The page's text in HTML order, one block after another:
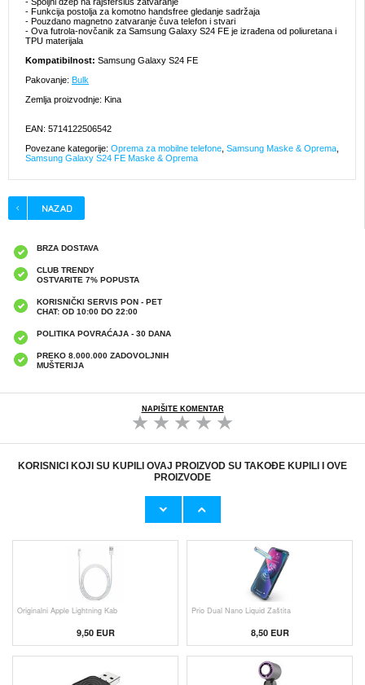
- Funkcija postolja za komotno handsfree gledanje sadržaja
- Pouzdano magnetno zatvaranje čuva telefon i stvari
- Ova futrola-novčanik za Samsung Galaxy S24 FE je izrađena od poliuretana i
TPU materijala
Kompatibilnost: Samsung Galaxy S24 FE
Pakovanje: Bulk
Zemlja proizvodnje: Kina
EAN: 5714122506542
Povezane kategorije: Oprema za mobilne telefone Samsung Maske & Oprema
Samsung Galaxy S24 FE Maske & Oprema
BRZA DOSTAVA
CLUB TRENDY
OSTVARITE 7% POPUSTA
KORISNIČKI SERVIS PON - PET
CHAT: OD 10:00 DO 22:00
POLITIKA POVRAĆAJA - 30 DANA
PREKO 8.000.000 ZADOVOLJNIH
MUŠTERIJA
NAPIŠITE KOMENTAR
KORISNICI KOJI SU KUPILI OVAJ PROIZVOD SU TAKOĐE KUPILI I OVE
PROIZVODE
HHW 660W GaN 10-Port USB-C Cha
Originalni Apple Lightning Kab
9,50 EUR
Prio Dual Nano Liquid Zaštita
8,50 EUR